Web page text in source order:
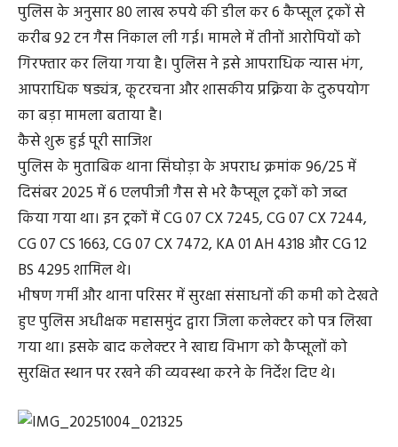
पुलिस के अनुसार 80 लाख रुपये की डील कर 6 कैप्सूल ट्रकों से
करीब 92 टन गैस निकाल ली गई। मामले में तीनों आरोपियों को
गिरफ्तार कर लिया गया है। पुलिस ने इसे आपराधिक न्यास भंग,
आपराधिक षड्यंत्र, कूटरचना और शासकीय प्रक्रिया के दुरुपयोग
का बड़ा मामला बताया है।
कैसे शुरू हुई पूरी साजिश
पुलिस के मुताबिक थाना सिंघोड़ा के अपराध क्रमांक 96/25 में
दिसंबर 2025 में 6 एलपीजी गैस से भरे कैप्सूल ट्रकों को जब्त
किया गया था। इन ट्रकों में CG 07 CX 7245, CG 07 CX 7244,
CG 07 CS 1663, CG 07 CX 7472, KA 01 AH 4318 और CG 12
BS 4295 शामिल थे।
भीषण गर्मी और थाना परिसर में सुरक्षा संसाधनों की कमी को देखते
हुए पुलिस अधीक्षक महासमुंद द्वारा जिला कलेक्टर को पत्र लिखा
गया था। इसके बाद कलेक्टर ने खाद्य विभाग को कैप्सूलों को
सुरक्षित स्थान पर रखने की व्यवस्था करने के निर्देश दिए थे।